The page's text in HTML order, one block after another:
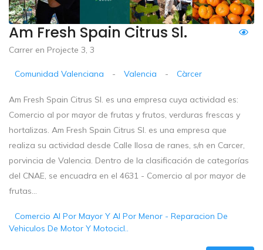
Am Fresh Spain Citrus Sl.
Carrer en Projecte 3, 3
Comunidad Valenciana - Valencia - Càrcer
Am Fresh Spain Citrus Sl. es una empresa cuya actividad es:
Comercio al por mayor de frutas y frutos, verduras frescas y
hortalizas. Am Fresh Spain Citrus Sl. es una empresa que
realiza su actividad desde Calle llosa de ranes, s/n en Carcer,
porvincia de Valencia. Dentro de la clasificación de categorías
del CNAE, se encuadra en el 4631 - Comercio al por mayor de
frutas...
Comercio Al Por Mayor Y Al Por Menor - Reparacion De
Vehiculos De Motor Y Motocicl..